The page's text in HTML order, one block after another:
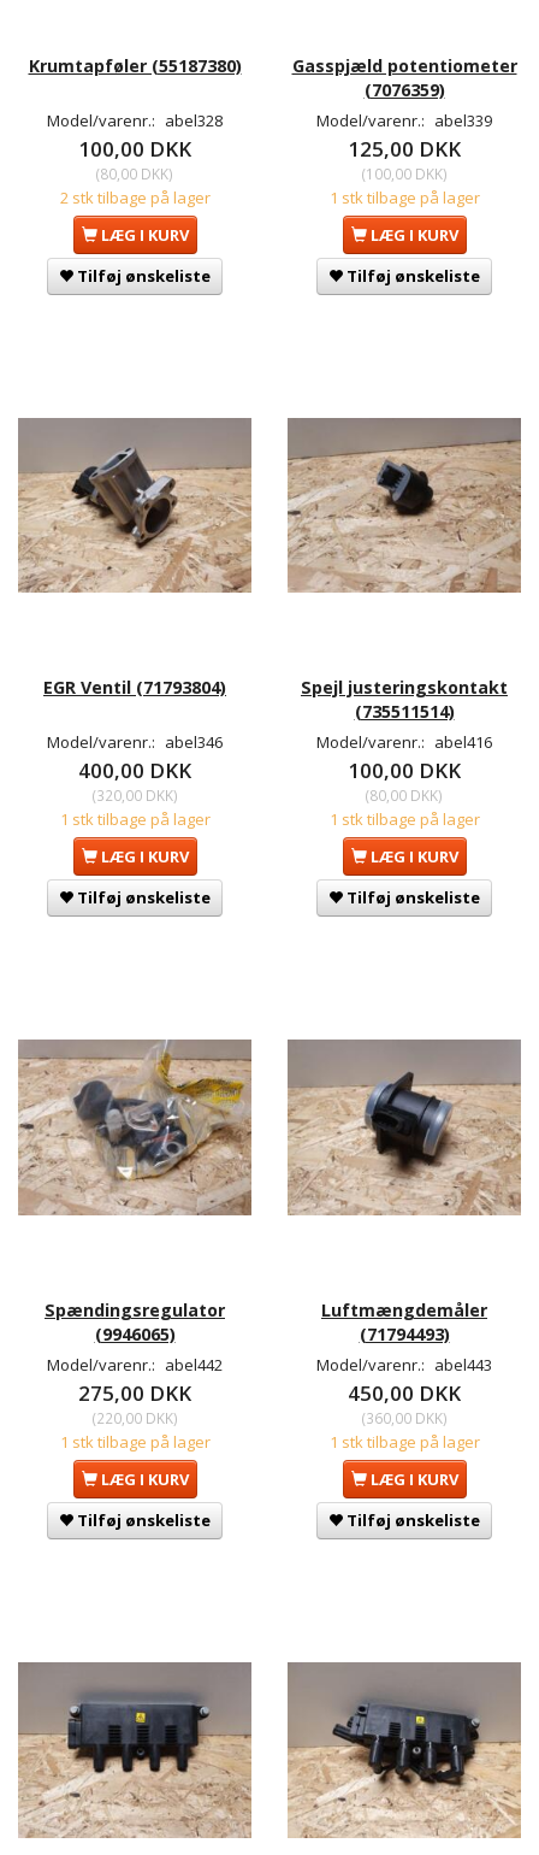
Krumtapføler (55187380)
Model/varenr.: abel328
100,00 DKK
(80,00 DKK)
2 stk tilbage på lager
LÆG I KURV
Tilføj ønskeliste
Gasspjæld potentiometer
(7076359)
Model/varenr.: abel339
125,00 DKK
(100,00 DKK)
1 stk tilbage på lager
LÆG I KURV
Tilføj ønskeliste
EGR Ventil (71793804)
Model/varenr.: abel346
400,00 DKK
(320,00 DKK)
1 stk tilbage på lager
LÆG I KURV
Tilføj ønskeliste
Spejl justeringskontakt
(735511514)
Model/varenr.: abel416
100,00 DKK
(80,00 DKK)
1 stk tilbage på lager
LÆG I KURV
Tilføj ønskeliste
Spændingsregulator
(9946065)
Model/varenr.: abel442
275,00 DKK
(220,00 DKK)
1 stk tilbage på lager
LÆG I KURV
Tilføj ønskeliste
Luftmængdemåler
(71794493)
Model/varenr.: abel443
450,00 DKK
(360,00 DKK)
1 stk tilbage på lager
LÆG I KURV
Tilføj ønskeliste